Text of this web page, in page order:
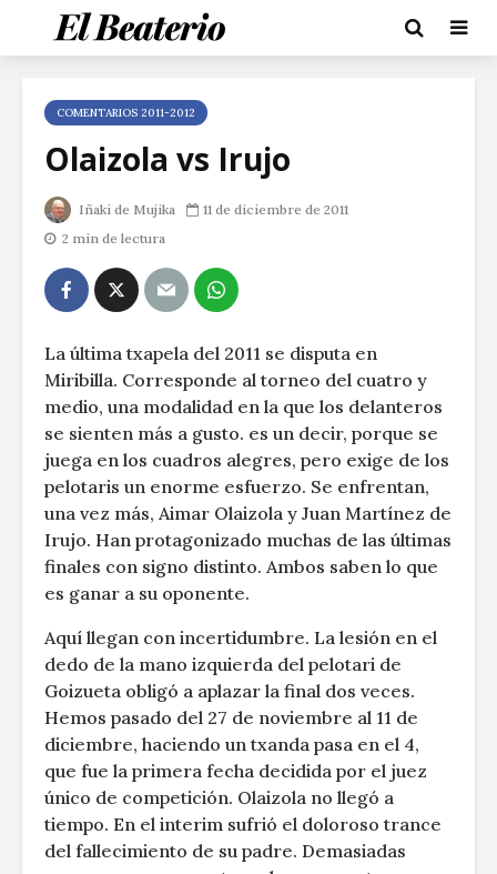
COMENTARIOS 2011-2012
Olaizola vs Irujo
Iñaki de Mujika
11 de diciembre de 2011
2 min de lectura
La última txapela del 2011 se disputa en
Miribilla. Corresponde al torneo del cuatro y
medio, una modalidad en la que los delanteros
se sienten más a gusto. es un decir, porque se
juega en los cuadros alegres, pero exige de los
pelotaris un enorme esfuerzo. Se enfrentan,
una vez más, Aimar Olaizola y Juan Martínez de
Irujo. Han protagonizado muchas de las últimas
finales con signo distinto. Ambos saben lo que
es ganar a su oponente.
Aquí llegan con incertidumbre. La lesión en el
dedo de la mano izquierda del pelotari de
Goizueta obligó a aplazar la final dos veces.
Hemos pasado del 27 de noviembre al 11 de
diciembre, haciendo un txanda pasa en el 4,
que fue la primera fecha decidida por el juez
único de competición. Olaizola no llegó a
tiempo. En el interim sufrió el doloroso trance
del fallecimiento de su padre. Demasiadas